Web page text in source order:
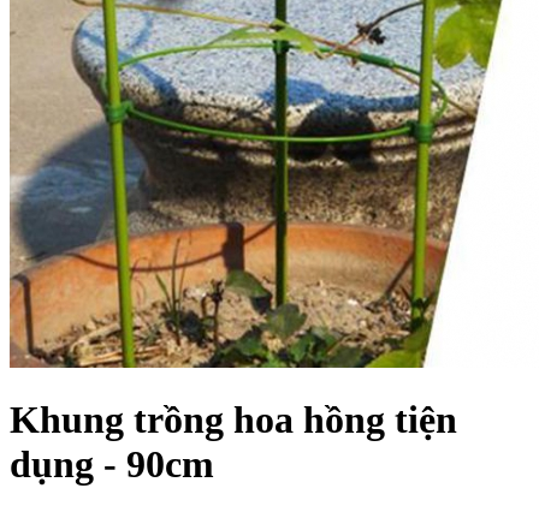
Khung trồng hoa hồng tiện
dụng - 90cm